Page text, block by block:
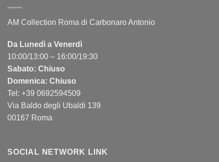
AM Collection Roma di Carbonaro Antonio
Da Lunedì a Venerdì
10:00/13:00 – 16:00/19:30
Sabato: Chiuso
Domenica: Chiuso
Tel: +39 0692594509
Via Baldo degli Ubaldi 139
00167 Roma
SOCIAL NETWORK LINK